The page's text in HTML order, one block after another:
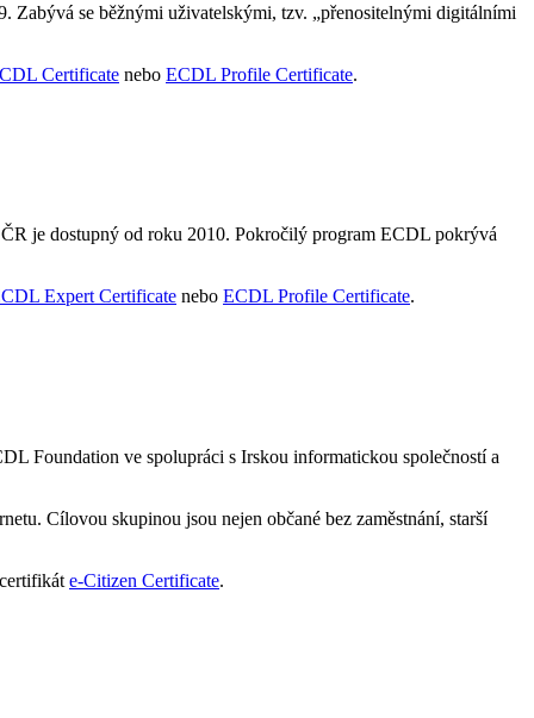
Zabývá se běžnými uživatelskými, tzv. „přenositelnými digitálními
Certificate nebo ECDL Profile Certificate.
je dostupný od roku 2010. Pokročilý program ECDL pokrývá
Expert Certificate nebo ECDL Profile Certificate.
Foundation ve spolupráci s Irskou informatickou společností a
Cílovou skupinou jsou nejen občané bez zaměstnání, starší
e-Citizen Certificate.